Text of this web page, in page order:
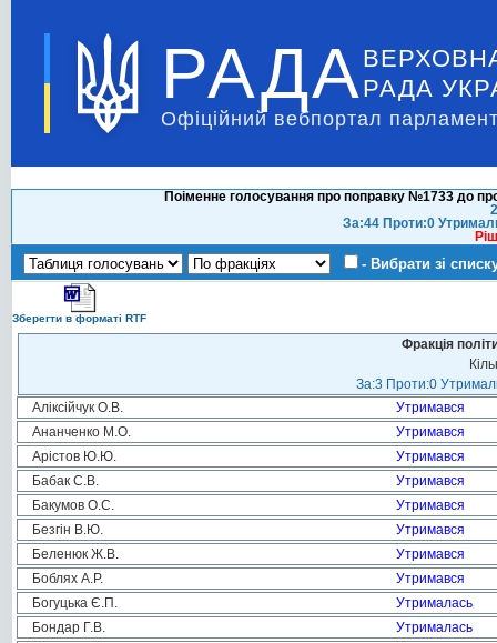
РАДА РАДА
Офіційний вебпортал
Поіменне голосування про поправку №1733 до
За:44 Проти:0
- Вибрати зі
Зберегти в форматі RTF
Фракція
За:3 Проти:0
Аліксійчук О.В.
Утримався
Ананченко М.О.
Утримався
Арістов Ю.Ю.
Утримався
Бабак С.В.
Утримався
Бакумов О.С.
Утримався
Безгін В.Ю.
Утримався
Беленюк Ж.В.
Утримався
Боблях А.Р.
Утримався
Богуцька Є.П.
Утрималась
Бондар Г.В.
Утрималась